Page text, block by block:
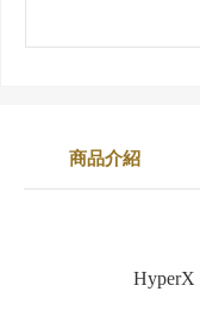
商品介紹
HyperX